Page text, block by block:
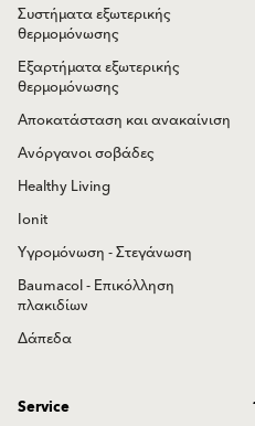
Συστήματα εξωτερικής
θερμομόνωσης
Εξαρτήματα εξωτερικής
θερμομόνωσης
Αποκατάσταση και ανακαίνιση
Ανόργανοι σοβάδες
Healthy Living
Ionit
Υγρομόνωση - Στεγάνωση
Baumacol - Επικόλληση
πλακιδίων
Δάπεδα
Service